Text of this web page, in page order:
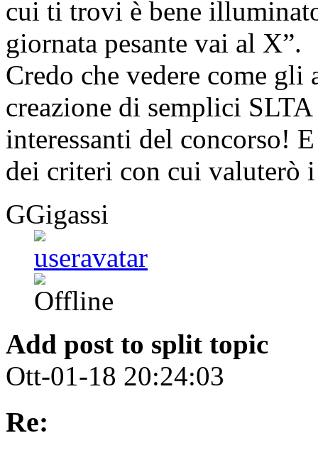
cui ti trovi è bene
giornata pesante vai al X”.
Credo che vedere come
creazione di semplici
interessanti del concorso!
dei criteri con cui valuterò
GGigassi
Add post to split topic
Ott-01-18 20:24:03
Re: